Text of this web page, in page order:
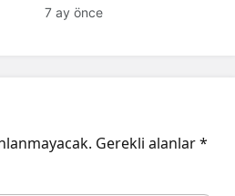
7 ay önce
Gerekli alanlar*